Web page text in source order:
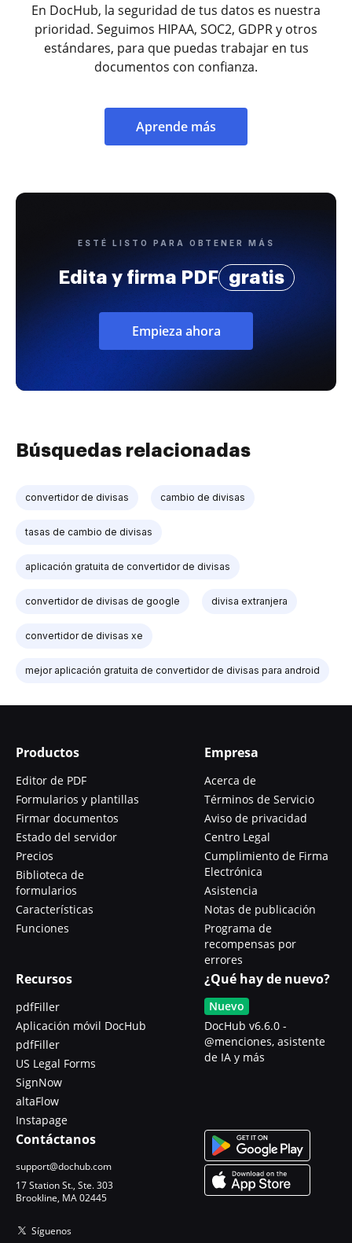
En DocHub, la seguridad de tus datos es nuestra
prioridad. Seguimos HIPAA, SOC2, GDPR y otros
estándares, para que puedas trabajar en tus
documentos con confianza.
Aprende más
ESTÉ LISTO PARA OBTENER MÁS
Edita y firma PDF gratis
Empieza ahora
Búsquedas relacionadas
convertidor de divisas cambio de divisas
tasas de cambio de divisas
aplicación gratuita de convertidor de divisas
convertidor de divisas de google divisa extranjera
convertidor de divisas xe
mejor aplicación gratuita de convertidor de divisas para android
Productos
Editor de PDF
Formularios y plantillas
Firmar documentos
Estado del servidor
Precios
Biblioteca de
formularios
Características
Funciones
Empresa
Acerca de
Términos de Servicio
Aviso de privacidad
Centro Legal
Cumplimiento de Firma
Electrónica
Asistencia
Notas de publicación
Programa de
recompensas por
errores
Recursos
pdfFiller
Aplicación móvil DocHub
pdfFiller
US Legal Forms
SignNow
altaFlow
Instapage
¿Qué hay de nuevo?
Nuevo
DocHub v6.6.0 -
@menciones, asistente
de IA y más
Contáctanos
support@dochub.com
17 Station St., Ste. 303
Brookline, MA 02445
Síguenos